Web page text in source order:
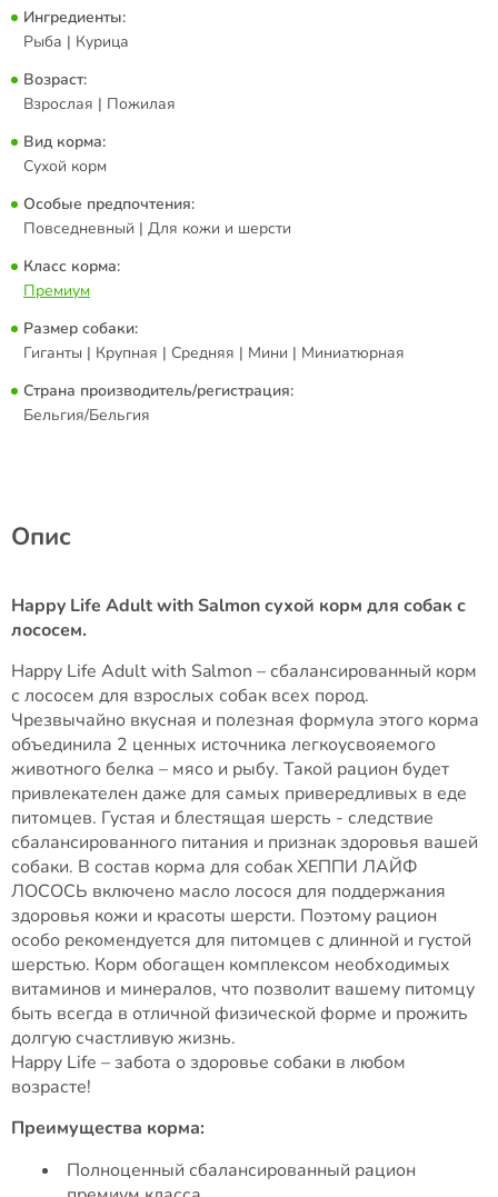
Ингредиенты:
Рыба | Курица
Возраст:
Взрослая | Пожилая
Вид корма:
Сухой корм
Особые предпочтения:
Повседневный | Для кожи и шерсти
Класc корма:
Премиум
Размер собаки:
Гиганты | Крупная | Средняя | Мини | Миниатюрная
Страна производитель/регистрация:
Бельгия/Бельгия
Опис
Happy Life Adult with Salmon сухой корм для собак с
лососем.
Happy Life Adult with Salmon – сбалансированный корм
с лососем для взрослых собак всех пород.
Чрезвычайно вкусная и полезная формула этого корма
объединила 2 ценных источника легкоусвояемого
животного белка – мясо и рыбу. Такой рацион будет
привлекателен даже для самых привередливых в еде
питомцев. Густая и блестящая шерсть - следствие
сбалансированного питания и признак здоровья вашей
собаки. В состав корма для собак ХЕППИ ЛАЙФ
ЛОСОСЬ включено масло лосося для поддержания
здоровья кожи и красоты шерсти. Поэтому рацион
особо рекомендуется для питомцев с длинной и густой
шерстью. Корм обогащен комплексом необходимых
витаминов и минералов, что позволит вашему питомцу
быть всегда в отличной физической форме и прожить
долгую счастливую жизнь.
Happy Life – забота о здоровье собаки в любом
возрасте!
Преимущества корма:
Полноценный сбалансированный рацион